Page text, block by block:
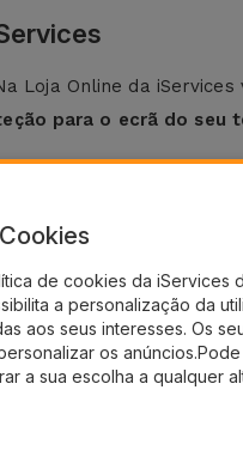
Loja Online da
para o ecrã do seu
. Na iServices, as
Para tal, utilize um
pressão do
de cookies da iServices
a personalização da
aos seus interesses. Os
os
a sua escolha a qualquer